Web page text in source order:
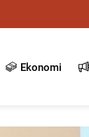
Ekonomi